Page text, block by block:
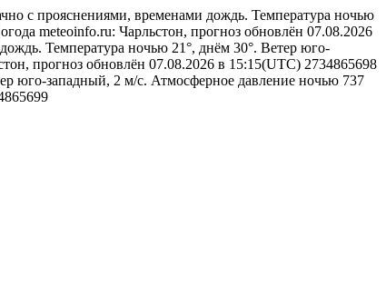
с прояснениями, временами дождь. Температура ночью
meteoinfo.ru: Чарльстон, прогноз обновлён 07.08.2026
Температура ночью 21°, днём 30°. Ветер юго-
прогноз обновлён 07.08.2026 в 15:15(UTC) 2734865698
юго-западный, 2 м/с. Атмосферное давление ночью 737